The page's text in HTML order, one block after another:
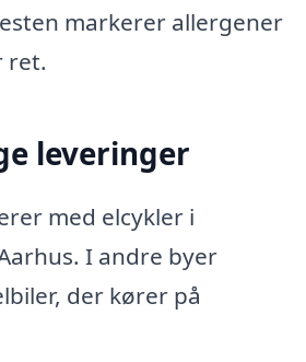
markerer allergener
ret.
leveringer
med elcykler i
I andre byer
der kører på